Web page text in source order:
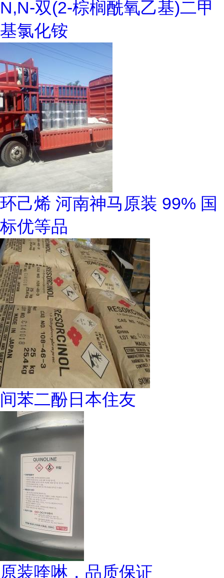
N,N-双(2-棕榈酰氧乙基)二甲
基氯化铵
环己烯 河南神马原装 99% 国
标优等品
间苯二酚日本住友
原装喹啉，品质保证